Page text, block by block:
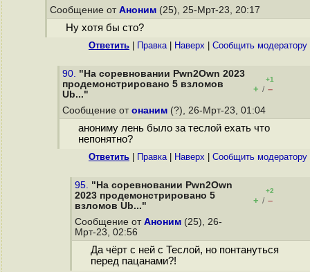
Сообщение от Аноним (25), 25-Мрт-23, 20:17
Ну хотя бы сто?
Ответить Правка| Наверх Cообщить модератору
90. "На соревновании Pwn2Own 2023
продемонстрировано 5 взломов
Ub..."
+1
+ / –
Сообщение от онаним (?), 26-Мрт-23, 01:04
анониму лень было за теслой ехать что
непонятно?
Ответить Правка| Наверх Cообщить модератору
95. "На соревновании Pwn2Own
2023 продемонстрировано 5
взломов Ub..."
+2
+ / –
Сообщение от Аноним (25), 26-
Мрт-23, 02:56
Да чёрт с ней с Теслой, но понтануться
перед пацанами?!